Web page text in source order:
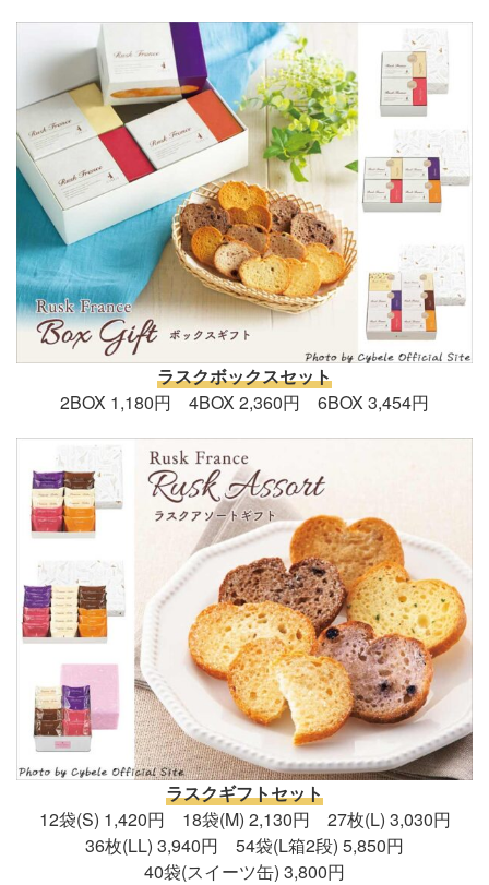
ラスクボックスセット
2BOX 1,180円 4BOX 2,360円 6BOX 3,454円
ラスクギフトセット
12袋(S) 1,420円 18袋(M) 2,130円 27枚(L) 3,030円
36枚(LL) 3,940円 54袋(L箱2段) 5,850円
40袋(スイーツ缶) 3,800円